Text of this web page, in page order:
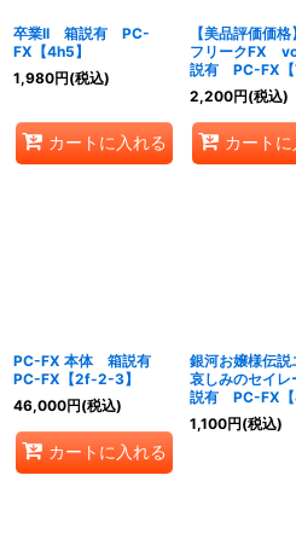
絞り込む
卒業II 箱説有 PC-
FX【4h5】
1,980円(税込)
カートに入れる
【美品評価価
フリークFX
説有 PC-FX【
2,200円(税込)
カート
PC-FX 本体 箱説有
PC-FX【2f-2-3】
46,000円(税込)
カートに入れる
銀河お嬢様伝説
哀しみのセイ
説有 PC-FX【
1,100円(税込)